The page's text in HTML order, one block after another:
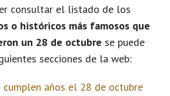
consultar el listado de los
o históricos más famosos que
un 28 de octubre se puede
secciones de la web:
cumplen años el 28 de octubre